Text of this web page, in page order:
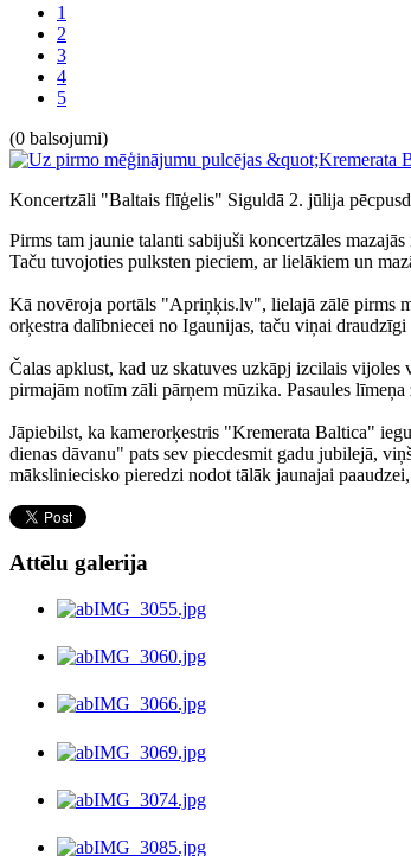
1
2
3
4
5
(0 balsojumi)
Koncertzāli "Baltais flīģelis" Siguldā 2. jūlija
Pirms tam jaunie talanti sabijuši koncertzāles
Taču tuvojoties pulksten pieciem, ar lielākiem un
Kā novēroja portāls "Apriņķis.lv", lielajā zālē pirms
orķestra dalībniecei no Igaunijas, taču viņai
Čalas apklust, kad uz skatuves uzkāpj izcilais
pirmajām notīm zāli pārņem mūzika. Pasaules
Jāpiebilst, ka kamerorķestris "Kremerata Baltica"
dienas dāvanu" pats sev piecdesmit gadu jubilejā,
māksliniecisko pieredzi nodot tālāk jaunajai
Attēlu galerija